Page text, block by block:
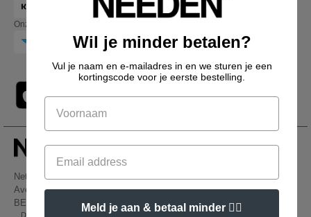
Onze transporteurs
Netenders Belgium SRL
Avenue Hermann-Debroux 54, 1160, Bruxelles
BE61 3632 1629 8017
Dit is GEEN retouradres. Voor retourzending, zie hier
Wil je minder betalen?
Vul je naam en e-mailadres in en we sturen je een
kortingscode voor je eerste bestelling.
Meld je aan & betaal minder 👍🏼